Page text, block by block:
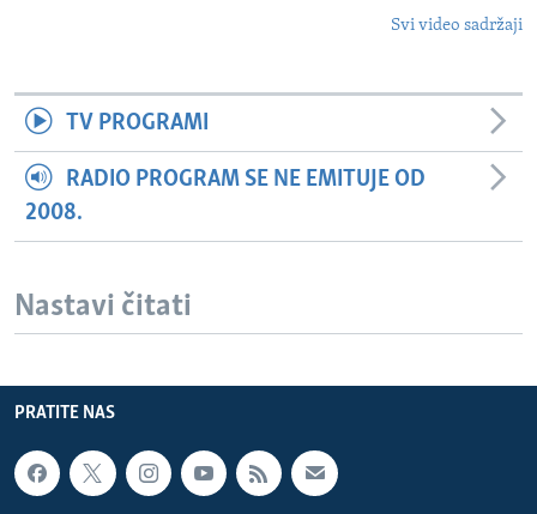
Svi video sadržaji
TV PROGRAMI
RADIO PROGRAM SE NE EMITUJE OD
2008.
Nastavi čitati
PRATITE NAS